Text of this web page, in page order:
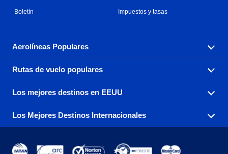
Boletín Impuestos y tasas
Aerolíneas Populares
Explora nuestras opciones de tarifas aéreas baratas por
aerolínea, con más de 500 opciones para elegir.
Aeromexico
Air France Alaska Airlines
Rutas de vuelo populares
Reserva una de nuestras rutas de vuelo más populares
con tres sencillos clics.
Ft Lauderdale a Nueva York Los Ángeles a Las Vegas
Los mejores destinos en EEUU
Encuentra boletos de avión baratos a destinos
populares de los EEUU de costa a costa.
Los Mejores Destinos Internacionales
Asia y más allá.